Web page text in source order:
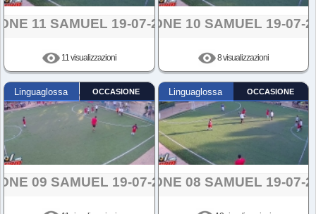
11 SAMUEL 19-07-2024
11 visualizzazioni
AZIONE 10 SAMUEL 19-07-
8 visualizzazioni
Linguaglossa OCCASIONE
09 SAMUEL 19-07-2024
Linguaglossa OCCASIONE
AZIONE 08 SAMUEL 19-07-